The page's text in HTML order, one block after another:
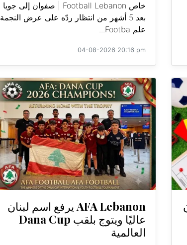
خاص Football Lebanon | صفوان إلى جويا
بعد 5 أشهر من انتظار ردّه على عرض النجمة
علم Footba...
04-08-2026 20:16 pm
AFA Lebanon يرفع اسم لبنان
عاليًا ويتوج بلقب Dana Cup
العالمية